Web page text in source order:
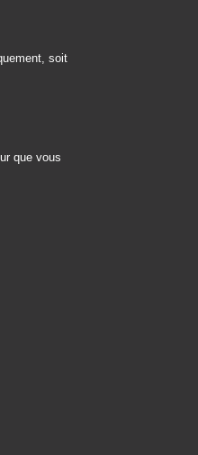
soit
que vous